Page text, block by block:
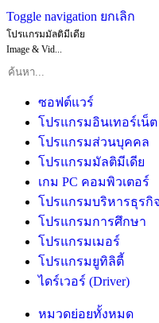
Toggle navigation ยกเลิก
โปรแกรมมัลติมีเดีย
Image & Vid...
ซอฟต์แวร์
โปรแกรมอินเทอร์เน็ต
โปรแกรมส่วนบุคคล
โปรแกรมมัลติมีเดีย
เกม PC คอมพิวเตอร์
โปรแกรมบริหารธุรกิจ
โปรแกรมการศึกษา
โปรแกรมเมอร์
โปรแกรมยูทิลิตี้
ไดร์เวอร์ (Driver)
หมวดย่อยทั้งหมด